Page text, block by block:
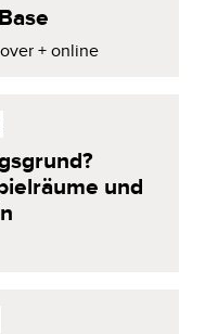
Base
+ online
und